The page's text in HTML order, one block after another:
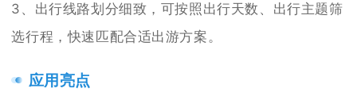
3、出行线路划分细致，可按照出行天数、出行主题筛
选行程，快速匹配合适出游方案。
应用亮点